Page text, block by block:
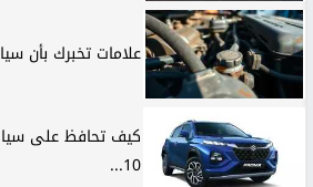
علامات تخبرك بأن
كيف تحافظ على
10...